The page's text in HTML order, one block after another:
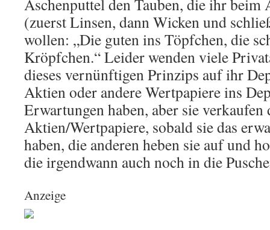
Aschenputtel den Tauben, die ihr beim
(zuerst Linsen, dann Wicken und
wollen: „Die guten ins Töpfchen, die
Kröpfchen.“ Leider wenden viele
dieses vernünftigen Prinzips auf ihr
Aktien oder andere Wertpapiere ins
Erwartungen haben, aber sie
Aktien/Wertpapiere, sobald sie das
haben, die anderen heben sie auf und
die irgendwann auch noch in die
Anzeige